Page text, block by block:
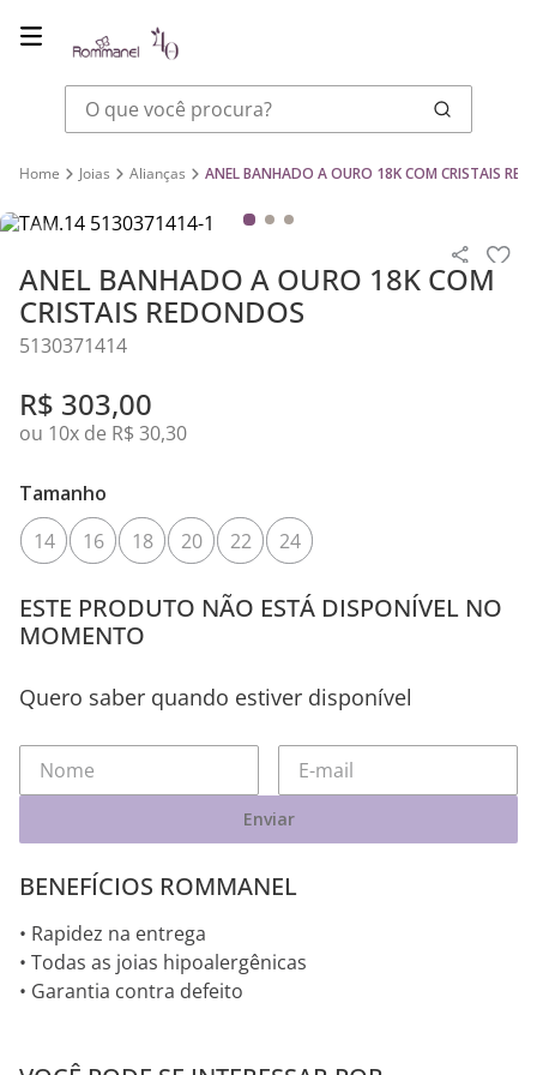
O que você procura?
Joias Alianças ANEL BANHADO A OURO 18K COM CRISTAIS
ANEL BANHADO A OURO 18K COM
CRISTAIS REDONDOS
5130371414
R$ 303,00
ou 10x de R$ 30,30
Banho:
14
16 18
ESTE PRODUTO NÃO ESTÁ DISPONÍVEL NO
Quero saber quando estiver disponível
BENEFÍCIOS ROMMANEL